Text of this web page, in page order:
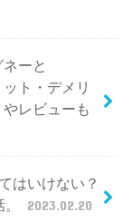
ーと
ト・デメリ
レビューも
はいけない？
2023.02.20